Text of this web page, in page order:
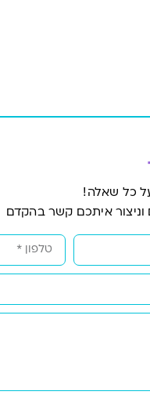
כל שאלה!
וניצור איתכם קשר בהקדם